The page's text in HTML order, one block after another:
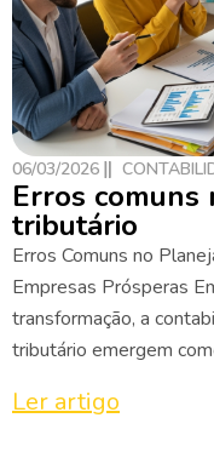
06/03/2026
Erros
tributário
Erros Comuns no
Empresas Prósperas
transformação, a
tributário emergem
Ler artigo